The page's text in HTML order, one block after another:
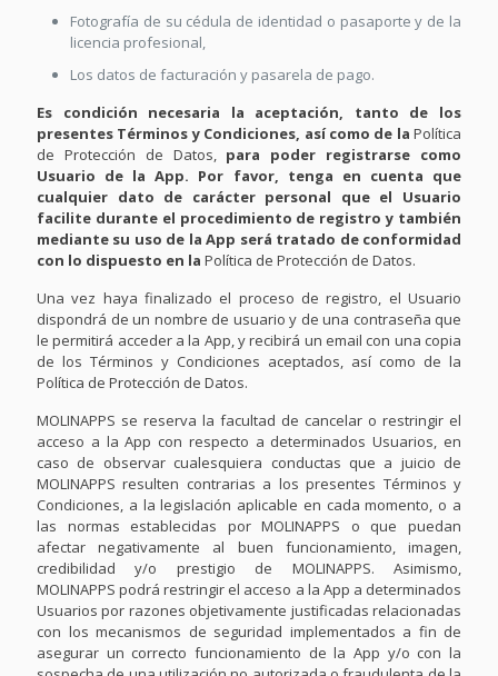
Fotografía de su cédula de identidad o pasaporte y de la
licencia profesional,
Los datos de facturación y pasarela de pago.
Es condición necesaria la aceptación, tanto de los
presentes Términos y Condiciones, así como de la Política
de Protección de Datos, para poder registrarse como
Usuario de la App. Por favor, tenga en cuenta que
cualquier dato de carácter personal que el Usuario
facilite durante el procedimiento de registro y también
mediante su uso de la App será tratado de conformidad
con lo dispuesto en la Política de Protección de Datos.
Una vez haya finalizado el proceso de registro, el Usuario
dispondrá de un nombre de usuario y de una contraseña que
le permitirá acceder a la App, y recibirá un email con una copia
de los Términos y Condiciones aceptados, así como de la
Política de Protección de Datos.
MOLINAPPS se reserva la facultad de cancelar o restringir el
acceso a la App con respecto a determinados Usuarios, en
caso de observar cualesquiera conductas que a juicio de
MOLINAPPS resulten contrarias a los presentes Términos y
Condiciones, a la legislación aplicable en cada momento, o a
las normas establecidas por MOLINAPPS o que puedan
afectar negativamente al buen funcionamiento, imagen,
credibilidad y/o prestigio de MOLINAPPS. Asimismo,
MOLINAPPS podrá restringir el acceso a la App a determinados
Usuarios por razones objetivamente justificadas relacionadas
con los mecanismos de seguridad implementados a fin de
asegurar un correcto funcionamiento de la App y/o con la